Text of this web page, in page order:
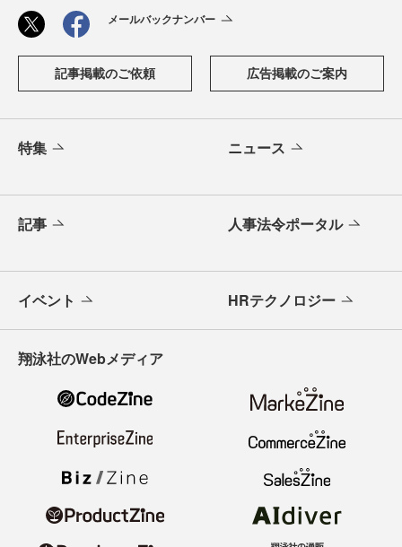
メールバックナンバー
記事掲載のご依頼 広告掲載のご案内
特集 ニュース
記事 人事法令ポータル
イベント HRテクノロジー
翔泳社のWebメディア